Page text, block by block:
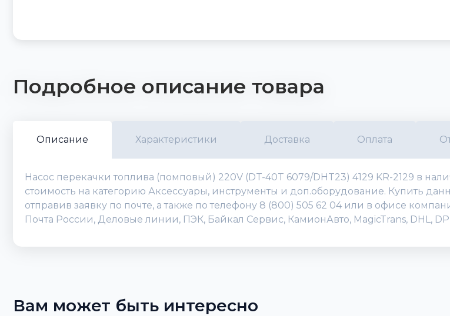
Подробное описание товара
Описание Характеристики Доставка Оплата
Насос перекачки топлива (помповый) 220V (DT-40T 6079/DHT23) 4129 KR-2129 в
стоимость на категорию Аксессуары, инструменты и доп.оборудование. Купить
отправив заявку по почте, а также по телефону 8 (800) 505 62 04 или в офисе
Почта России, Деловые линии, ПЭК, Байкал Сервис, КамионАвто, MagicTrans, DHL,
Вам может быть интересно